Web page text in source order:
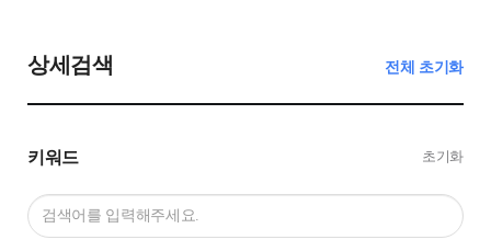
상세검색 전체 초기화
키워드 초기화